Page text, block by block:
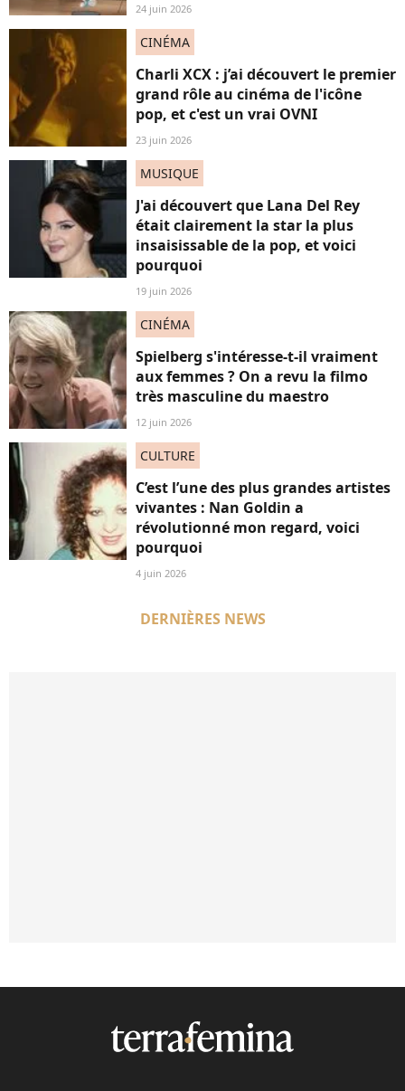
24 juin 2026
CINÉMA
Charli XCX : j’ai découvert le premier
grand rôle au cinéma de l'icône
pop, et c'est un vrai OVNI
23 juin 2026
MUSIQUE
J'ai découvert que Lana Del Rey
était clairement la star la plus
insaisissable de la pop, et voici
pourquoi
19 juin 2026
CINÉMA
Spielberg s'intéresse-t-il vraiment
aux femmes ? On a revu la filmo
très masculine du maestro
12 juin 2026
CULTURE
C’est l’une des plus grandes artistes
vivantes : Nan Goldin a
révolutionné mon regard, voici
pourquoi
4 juin 2026
DERNIÈRES NEWS